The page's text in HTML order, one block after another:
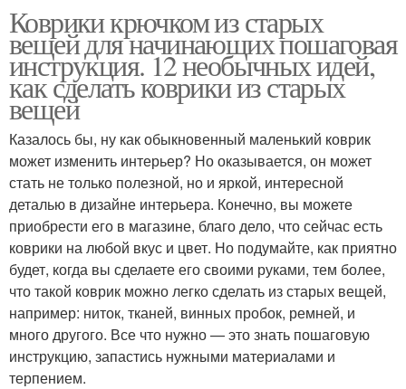
Коврики крючком из старых
вещей для начинающих пошаговая
инструкция. 12 необычных идей,
как сделать коврики из старых
вещей
Казалось бы, ну как обыкновенный маленький коврик
может изменить интерьер? Но оказывается, он может
стать не только полезной, но и яркой, интересной
деталью в дизайне интерьера. Конечно, вы можете
приобрести его в магазине, благо дело, что сейчас есть
коврики на любой вкус и цвет. Но подумайте, как приятно
будет, когда вы сделаете его своими руками, тем более,
что такой коврик можно легко сделать из старых вещей,
например: ниток, тканей, винных пробок, ремней, и
много другого. Все что нужно — это знать пошаговую
инструкцию, запастись нужными материалами и
терпением.